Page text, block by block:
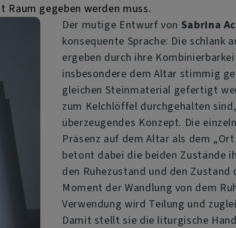
gegeben werden muss.
Der mutige Entwurf von Sabrina
konsequente Sprache: Die schlank
ergeben durch ihre
insbesondere dem Altar stimmig
gleichen Steinmaterial gefertigt
zum Kelchlöffel durchgehalten
überzeugendes Konzept. Die
Präsenz auf dem Altar als dem
betont dabei die beiden Zustände
den Ruhezustand und den
Moment der Wandlung von dem
Verwendung wird Teilung und
Damit stellt sie die liturgische